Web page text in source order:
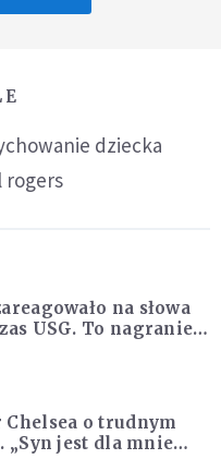
dziecka
rogers
na słowa
USG. To nagranie
Chelsea o trudnym
„Syn jest dla mnie